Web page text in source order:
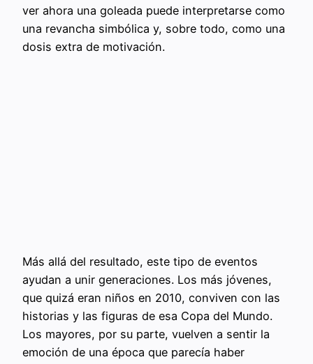
ver ahora una goleada puede interpretarse como
una revancha simbólica y, sobre todo, como una
dosis extra de motivación.
Más allá del resultado, este tipo de eventos
ayudan a unir generaciones. Los más jóvenes,
que quizá eran niños en 2010, conviven con las
historias y las figuras de esa Copa del Mundo.
Los mayores, por su parte, vuelven a sentir la
emoción de una época que parecía haber